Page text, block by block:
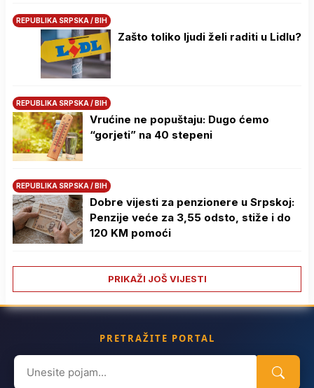
REPUBLIKA SRPSKA / BIH
Zašto toliko ljudi želi raditi u Lidlu?
REPUBLIKA SRPSKA / BIH
Vrućine ne popuštaju: Dugo ćemo
“gorjeti” na 40 stepeni
REPUBLIKA SRPSKA / BIH
Dobre vijesti za penzionere u Srpskoj:
Penzije veće za 3,55 odsto, stiže i do
120 KM pomoći
PRIKAŽI JOŠ VIJESTI
PRETRAŽITE PORTAL
Search
for: